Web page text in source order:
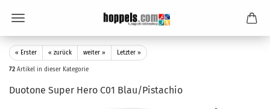
« Erster « zurück weiter » Letzter »
72 Artikel in dieser Kategorie
Duotone Super Hero C01 Blau/Pistachio